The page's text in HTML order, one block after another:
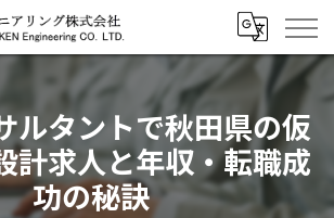
ルタントで秋田県の仮
計求人と年収・転職成
功の秘訣